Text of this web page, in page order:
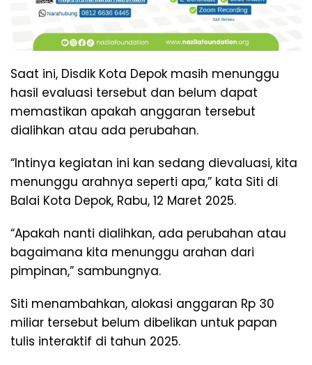
Saat ini, Disdik Kota Depok masih menunggu
hasil evaluasi tersebut dan belum dapat
memastikan apakah anggaran tersebut
dialihkan atau ada perubahan.
“Intinya kegiatan ini kan sedang dievaluasi, kita
menunggu arahnya seperti apa,” kata Siti di
Balai Kota Depok, Rabu, 12 Maret 2025.
“Apakah nanti dialihkan, ada perubahan atau
bagaimana kita menunggu arahan dari
pimpinan,” sambungnya.
Siti menambahkan, alokasi anggaran Rp 30
miliar tersebut belum dibelikan untuk papan
tulis interaktif di tahun 2025.